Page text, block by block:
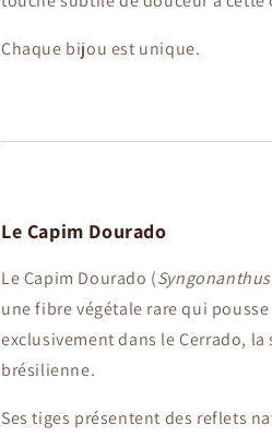
Chaque bijou est unique.
Le Capim Dourado
Le Capim Dourado (
une fibre végétale rare qui pousse
exclusivement dans le Cerrado, la
brésilienne.
Ses tiges présentent des reflets